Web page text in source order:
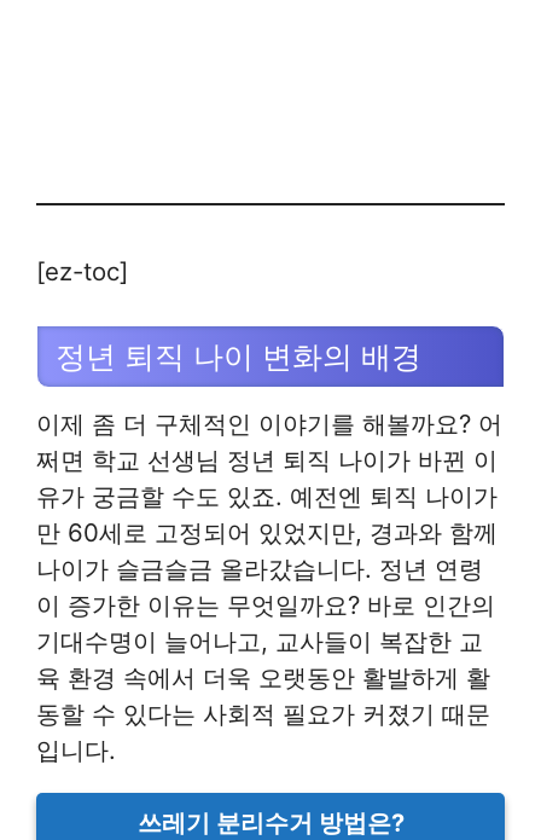
[ez-toc]
정년 퇴직 나이 변화의 배경
이제 좀 더 구체적인 이야기를 해볼까요? 어
쩌면 학교 선생님 정년 퇴직 나이가 바뀐 이
유가 궁금할 수도 있죠. 예전엔 퇴직 나이가
만 60세로 고정되어 있었지만, 경과와 함께
나이가 슬금슬금 올라갔습니다. 정년 연령
이 증가한 이유는 무엇일까요? 바로 인간의
기대수명이 늘어나고, 교사들이 복잡한 교
육 환경 속에서 더욱 오랫동안 활발하게 활
동할 수 있다는 사회적 필요가 커졌기 때문
입니다.
쓰레기 분리수거 방법은?